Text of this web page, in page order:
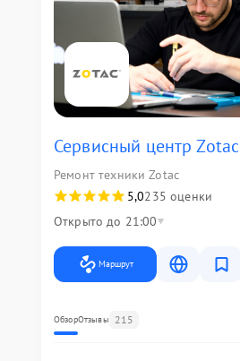
Сервисный центр Zotac
Ремонт техники Zotac
5,0235 оценки
Открыто до 21:00
Маршрут
ОбзорОтзывы 215